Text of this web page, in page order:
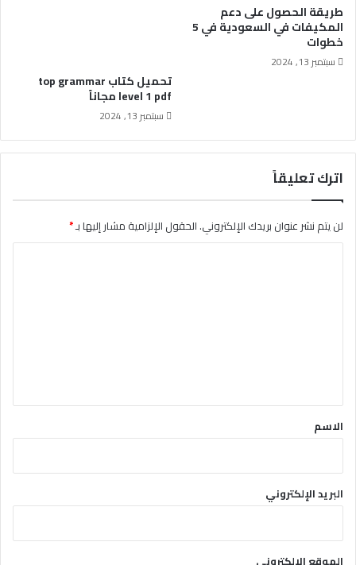
طريقة الحصول على دعم
المكيفات في السعودية في 5
خطوات
سبتمبر 13, 2024
تحميل كتاب top grammar
level 1 pdf مجاناً
سبتمبر 13, 2024
اترك تعليقاً
لن يتم نشر عنوان بريدك الإلكتروني.الحقول الإلزامية مشار إليها بـ*
*الاسم
البريد الإلكتروني
الموقع الإلكتروني